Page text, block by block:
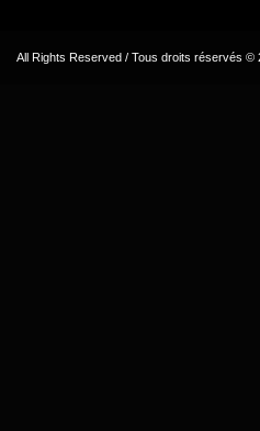
All Rights Reserved / Tous droits réservés